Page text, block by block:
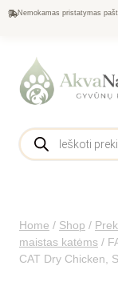
Nemokamas pristatymas
Home / Shop /
maistas katėms /
CAT Dry Chicken,